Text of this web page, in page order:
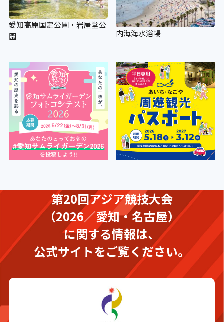
愛知高原国定公園・岩屋堂公
園
内海海水浴場
第20回アジア競技大会
（2026／愛知・名古屋）
に関する情報は、
公式サイトをご覧ください。